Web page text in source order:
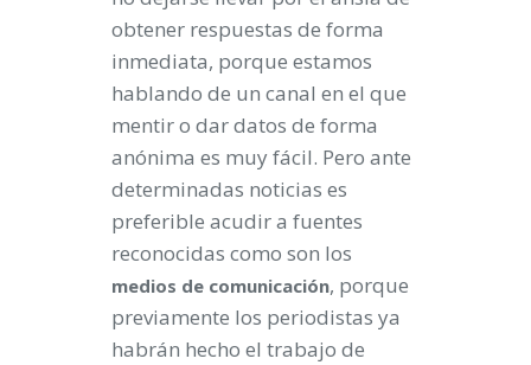
obtener respuestas de forma
inmediata, porque estamos
hablando de un canal en el que
mentir o dar datos de forma
anónima es muy fácil. Pero ante
determinadas noticias es
preferible acudir a fuentes
reconocidas como son los
medios de comunicación, porque
previamente los periodistas ya
habrán hecho el trabajo de